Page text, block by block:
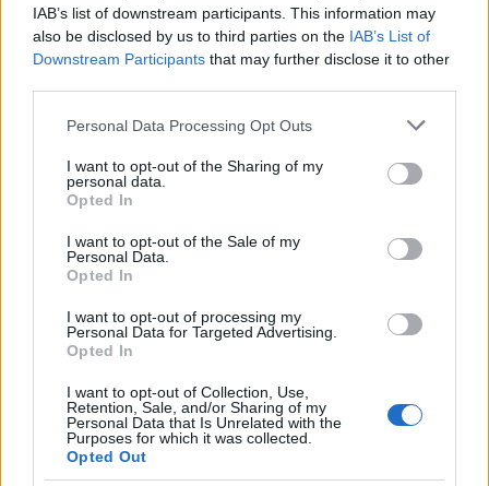
IAB’s list of downstream participants. This information may
also be disclosed by us to third parties on the IAB’s List of
Downstream Participants that may further disclose it to other
Please note that this website/app uses one or more Google
not limited to your visit or usage behaviour. You may click to
grant or deny consent to Google and its third-party tags to
use your data for below specified purposes in below Google
consent section.
Personal Data Processing Opt Outs
I want to opt-out of the Sharing of my
personal data.
Opted In
I want to opt-out of the Sale of my
Personal Data.
Opted In
I want to opt-out of processing my
Personal Data for Targeted Advertising.
Opted In
I want to opt-out of Collection, Use,
Retention, Sale, and/or Sharing of my
Personal Data that Is Unrelated with the
Purposes for which it was collected.
Opted Out
Guardando al futuro, le previsioni indicano un
mercato immobiliare italiano solido e in crescita. Gli
investimenti in infrastrutture e la crescita
di immobili. Nonostante le sfide globali, la stabilità
del mercato italiano e la continua attrattiva delle
sue città principali garantiranno opportunità di
città potrebbero diventare i prossimi punti caldi
dell’immobiliare?
In conclusione, il mercato immobiliare offre
scelte giuste basate su dati concreti e analisi
approfondite. Con la giusta strategia e attenzione
location, è possibile ottenere rendimenti